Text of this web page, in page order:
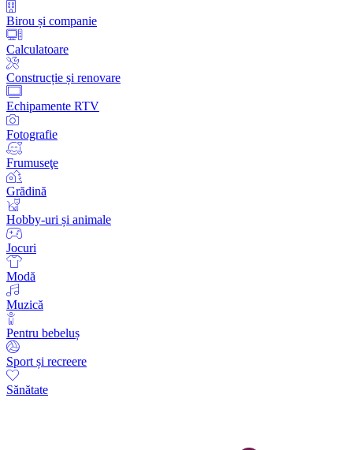
Birou și companie
Calculatoare
Construcție și renovare
Echipamente RTV
Fotografie
Frumuseţe
Grădină
Hobby-uri și animale
Jocuri
Modă
Muzică
Pentru bebeluș
Sport și recreere
Sănătate